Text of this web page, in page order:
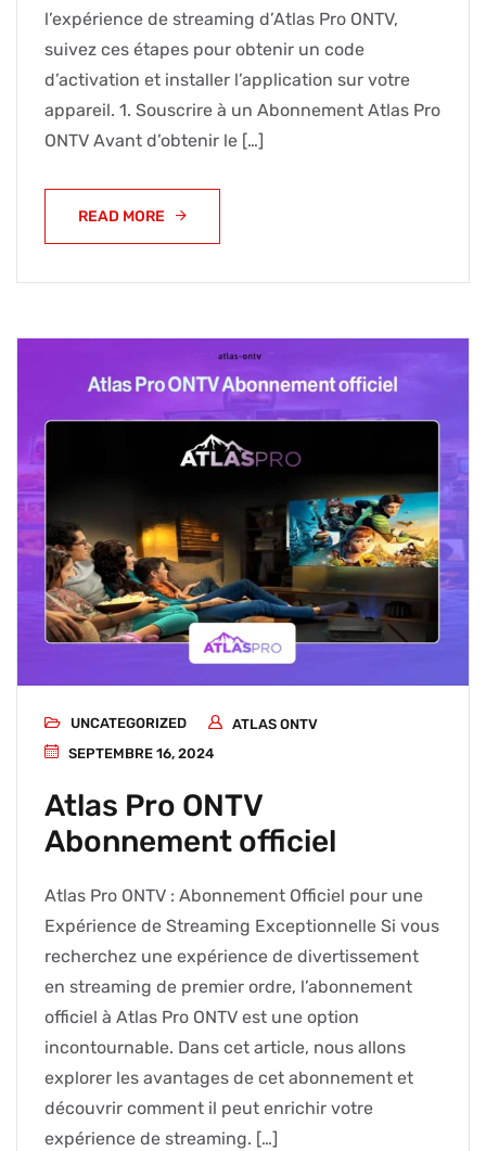
l’expérience de streaming d’Atlas Pro ONTV,
suivez ces étapes pour obtenir un code
d’activation et installer l’application sur votre
appareil. 1. Souscrire à un Abonnement Atlas Pro
ONTV Avant d’obtenir le […]
READ MORE
UNCATEGORIZED
ATLAS ONTV
SEPTEMBRE 16, 2024
Atlas Pro ONTV
Abonnement officiel
Atlas Pro ONTV : Abonnement Officiel pour une
Expérience de Streaming Exceptionnelle Si vous
recherchez une expérience de divertissement
en streaming de premier ordre, l’abonnement
officiel à Atlas Pro ONTV est une option
incontournable. Dans cet article, nous allons
explorer les avantages de cet abonnement et
découvrir comment il peut enrichir votre
expérience de streaming. […]